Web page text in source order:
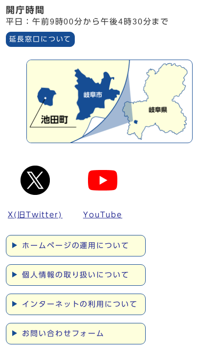
開庁時間
平日：午前9時00分から午後4時30分まで
延長窓口について
X(旧Twitter) YouTube
ホームページの運用について
個人情報の取り扱いについて
インターネットの利用について
お問い合わせフォーム